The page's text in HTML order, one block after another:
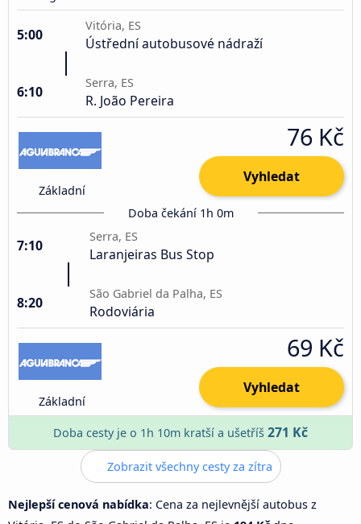
5:00
Vitória, ES
Ústřední autobusové nádraží
6:10
Serra, ES
R. João Pereira
Základní
76 Kč
Vyhledat
Doba čekání 1h 0m
7:10
Serra, ES
Laranjeiras Bus Stop
8:20
São Gabriel da Palha, ES
Rodoviária
Základní
69 Kč
Vyhledat
Doba cesty je o 1h 10m kratší a ušetříš 271 Kč
Zobrazit všechny cesty za zítra
Nejlepší cenová nabídka: Cena za nejlevnější autobus z